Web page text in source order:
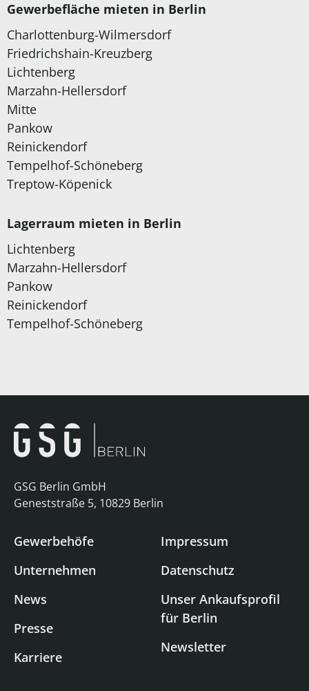
Gewerbefläche mieten in Berlin
Charlottenburg-Wilmersdorf
Friedrichshain-Kreuzberg
Lichtenberg
Marzahn-Hellersdorf
Mitte
Pankow
Reinickendorf
Tempelhof-Schöneberg
Treptow-Köpenick
Lagerraum mieten in Berlin
Lichtenberg
Marzahn-Hellersdorf
Pankow
Reinickendorf
Tempelhof-Schöneberg
GSG Berlin GmbH
Geneststraße 5, 10829 Berlin
Gewerbehöfe
Unternehmen
News
Presse
Karriere
Impressum
Datenschutz
Unser Ankaufsprofil
für Berlin
Newsletter